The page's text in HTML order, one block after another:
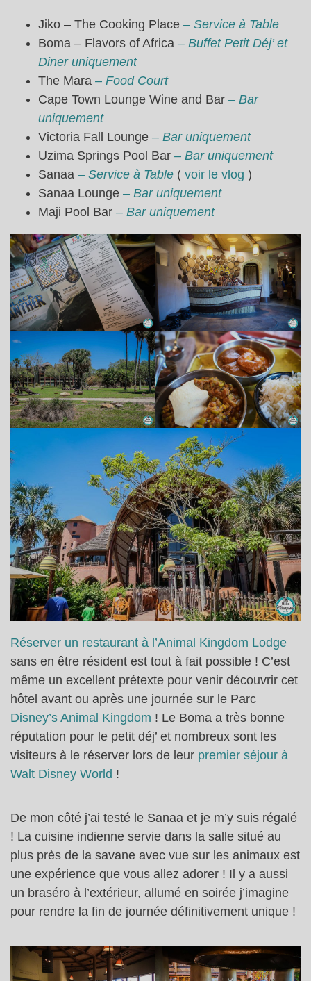
Jiko – The Cooking Place – Service à Table
Boma – Flavors of Africa – Buffet Petit Déj’ et
Diner uniquement
The Mara – Food Court
Cape Town Lounge Wine and Bar – Bar
uniquement
Victoria Fall Lounge – Bar uniquement
Uzima Springs Pool Bar – Bar uniquement
Sanaa – Service à Table ( voir le vlog )
Sanaa Lounge – Bar uniquement
Maji Pool Bar – Bar uniquement
Réserver un restaurant à l’Animal Kingdom Lodge
sans en être résident est tout à fait possible ! C’est
même un excellent prétexte pour venir découvrir cet
hôtel avant ou après une journée sur le Parc
Disney’s Animal Kingdom ! Le Boma a très bonne
réputation pour le petit déj’ et nombreux sont les
visiteurs à le réserver lors de leur premier séjour à
Walt Disney World !
De mon côté j’ai testé le Sanaa et je m’y suis régalé
! La cuisine indienne servie dans la salle situé au
plus près de la savane avec vue sur les animaux est
une expérience que vous allez adorer ! Il y a aussi
un braséro à l’extérieur, allumé en soirée j’imagine
pour rendre la fin de journée définitivement unique !